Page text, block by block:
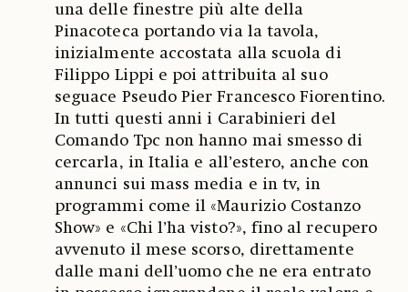
una delle finestre più alte della
Pinacoteca portando via la tavola,
inizialmente accostata alla scuola di
Filippo Lippi e poi attribuita al suo
seguace Pseudo Pier Francesco Fiorentino.
In tutti questi anni i Carabinieri del
Comando Tpc non hanno mai smesso di
cercarla, in Italia e all’estero, anche con
annunci sui mass media e in tv, in
programmi come il «Maurizio Costanzo
Show» e «Chi l’ha visto?», fino al recupero
avvenuto il mese scorso, direttamente
dalle mani dell’uomo che ne era entrato